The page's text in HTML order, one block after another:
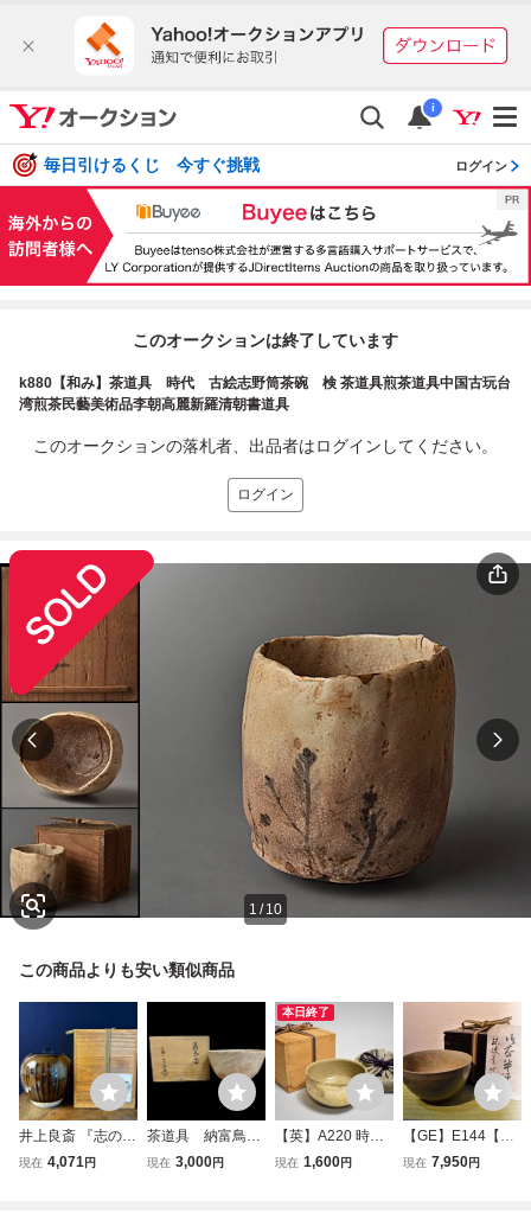
i
毎日引けるくじ 今すぐ挑戦 ログイン
このオークションは終了しています
k880【和み】茶道具 時代 古絵志野筒茶碗 検 茶道具煎茶道具中国古玩台
湾煎茶民藝美術品李朝高麗新羅清朝書道具
このオークションの落札者、出品者はログインしてください。
ログイン
1 / 10
この商品よりも安い類似商品
井上良斎 『志のぎ
水指 』 神奈川焼
現在 4,071円
茶道具 納富鳥雲
大華山 萩茶碗 検
現在 3,000円
本日終了
【英】A220 時代
李朝刷毛目茶碗 中
現在 1,600円
【GE】E144【コ
レクター所蔵品】
現在 7,950円